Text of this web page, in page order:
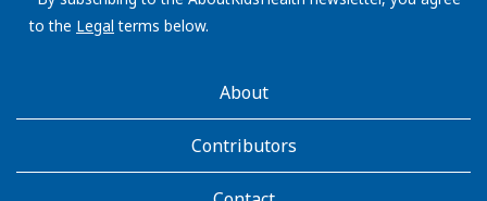
to the Legal terms below.
AboutKidsHealthAbout
Contributors